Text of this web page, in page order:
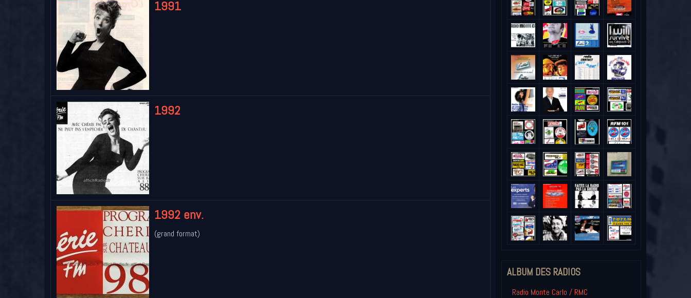
1991
1992
1992 env.
(grand format)
ALBUM DES RADIOS
Radio Monte Carlo / RMC